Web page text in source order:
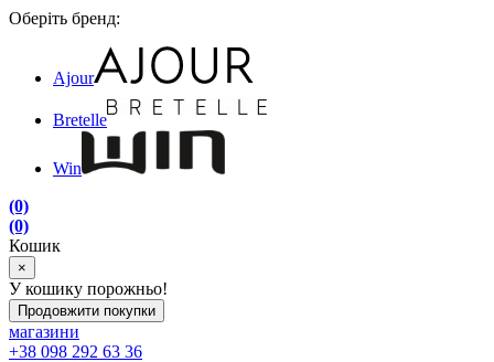
Оберіть бренд:
Ajour
Bretelle
Win
(0)
(0)
Кошик
×
У кошику порожньо!
Продовжити покупки
магазини
+38 098 292 63 36